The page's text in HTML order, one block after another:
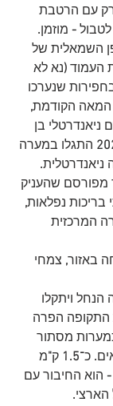
רק עם הרטבת
לטבול - מוזמן.
השמאלית של
העמוד (נא לא
שנערכו
הקודמת,
ניאנדרטלי בן
התגלו במערה
.
מפורסם שהעניק
בריכות נפלאות,
המרכזית
באזור, צמחי
ויתקלו
הפרה
מסתור
. כ־1.5 ק"מ
- הוא החיבור עם
הארצי.